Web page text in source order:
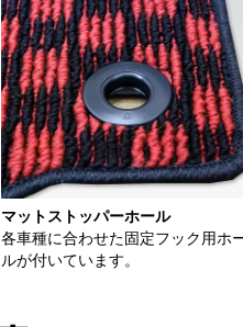
マットストッパーホール
各車種に合わせた固定フック用ホ
ルが付いています。